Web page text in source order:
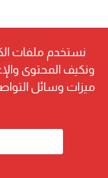
نستخدم ملفات
ونكيف المحتوى
ميزات وسائل